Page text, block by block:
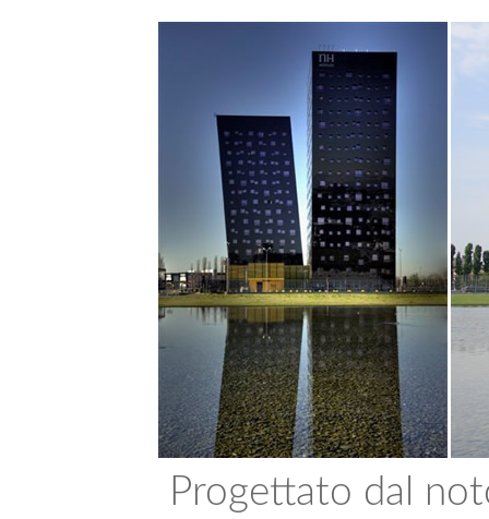
Progettato dal